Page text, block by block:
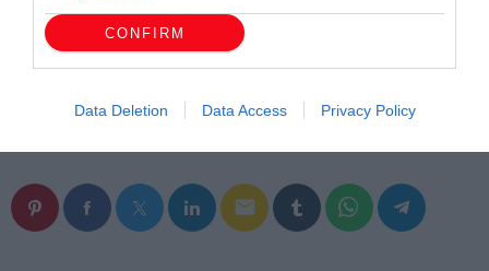
CONFIRM
Data Deletion Data Access Privacy Policy
email